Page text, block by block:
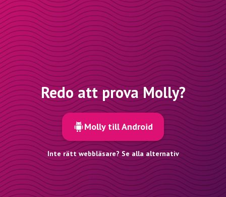
Redo att prova Molly?
Molly till Android
Inte rätt webbläsare? Se alla alternativ